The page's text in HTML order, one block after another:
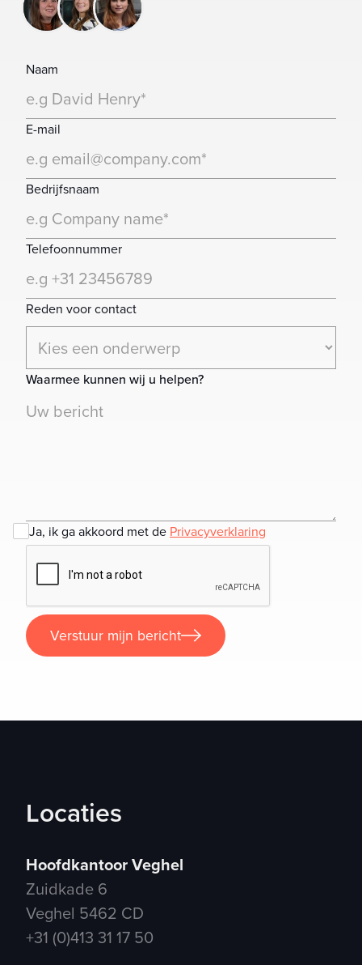
Naam
E-mail
Bedrijfsnaam
Telefoonnummer
Reden voor contact
Waarmee kunnen wij u helpen?
Ja, ik ga akkoord met de Privacyverklaring
Verstuur mijn bericht
Locaties
Hoofdkantoor Veghel
Zuidkade 6
Veghel 5462 CD
+31 (0)413 31 17 50